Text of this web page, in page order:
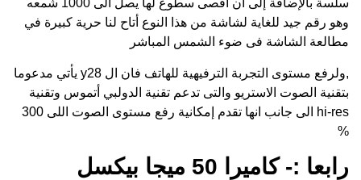
وهو رقم جيد للغاية لشاشة من هذا النوع أتاح لنا حرية كبيرة في
مطالعة الشاشة فى ضوء الشمس المباشر
,ولرفع مستوى التجربة الترفيهية للهاتف فان ال y28 يأتي مدعوما
بتقنية الصوت الاستريو والتى تدعم تقنية الدولبي أتموس وتقنية
hi-res الى جانب انها تقدم إمكانية رفع مستوى الصوت اللى 300
%
رابعا :- كاميرا 50 ميجا بيكسل